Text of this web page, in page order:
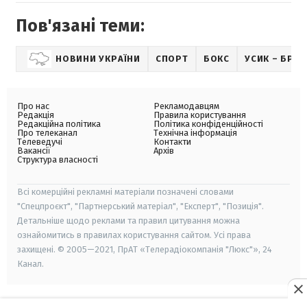
Пов'язані теми:
НОВИНИ УКРАЇНИ СПОРТ БОКС УСИК –
Про нас
Редакція
Редакційна політика
Про телеканал
Телеведучі
Вакансії
Структура власності
Рекламодавцям
Правила користування
Політика конфіденційності
Технічна інформація
Контакти
Архів
Всі комерційні рекламні матеріали позначені словами
"Спецпроєкт", "Партнерський матеріал", "Експерт", "Позиція".
Детальніше щодо реклами та правил цитування можна
ознайомитись в правилах користування сайтом. Усі права
захищені. © 2005—2021, ПрАТ «Телерадіокомпанія "Люкс"», 24
Канал.